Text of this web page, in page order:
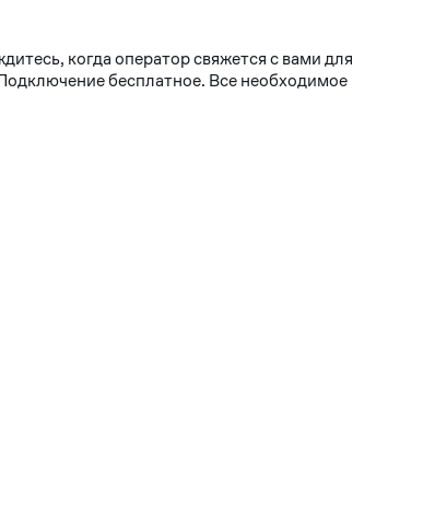
когда оператор свяжется с вами для
бесплатное. Все необходимое